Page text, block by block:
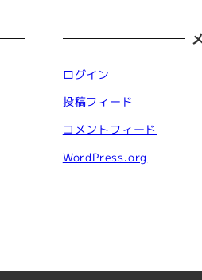
ログイン
投稿フィード
コメントフィード
WordPress.org